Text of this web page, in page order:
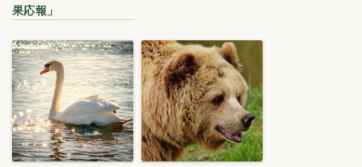
果応報」